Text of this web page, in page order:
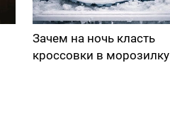
Зачем на ночь класть
кроссовки в морозилку